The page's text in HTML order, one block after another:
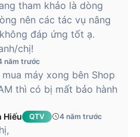
bị 1 cổng HDMI, 1 jack audio
A, 1 cổng USB Type C 3.2
khe cắm thẻ nhớ Micro SD.
và Bluetooth 4.1 hỗ trợ thao tác
ổn định trên máy.
tham khảo là dòng
nên các tác vụ nâng
đáp ứng tốt ạ.
chị!
năm trước
máy xong bên Shop
thì có bị mất bảo hành
Hiếu QTV 4 năm trước